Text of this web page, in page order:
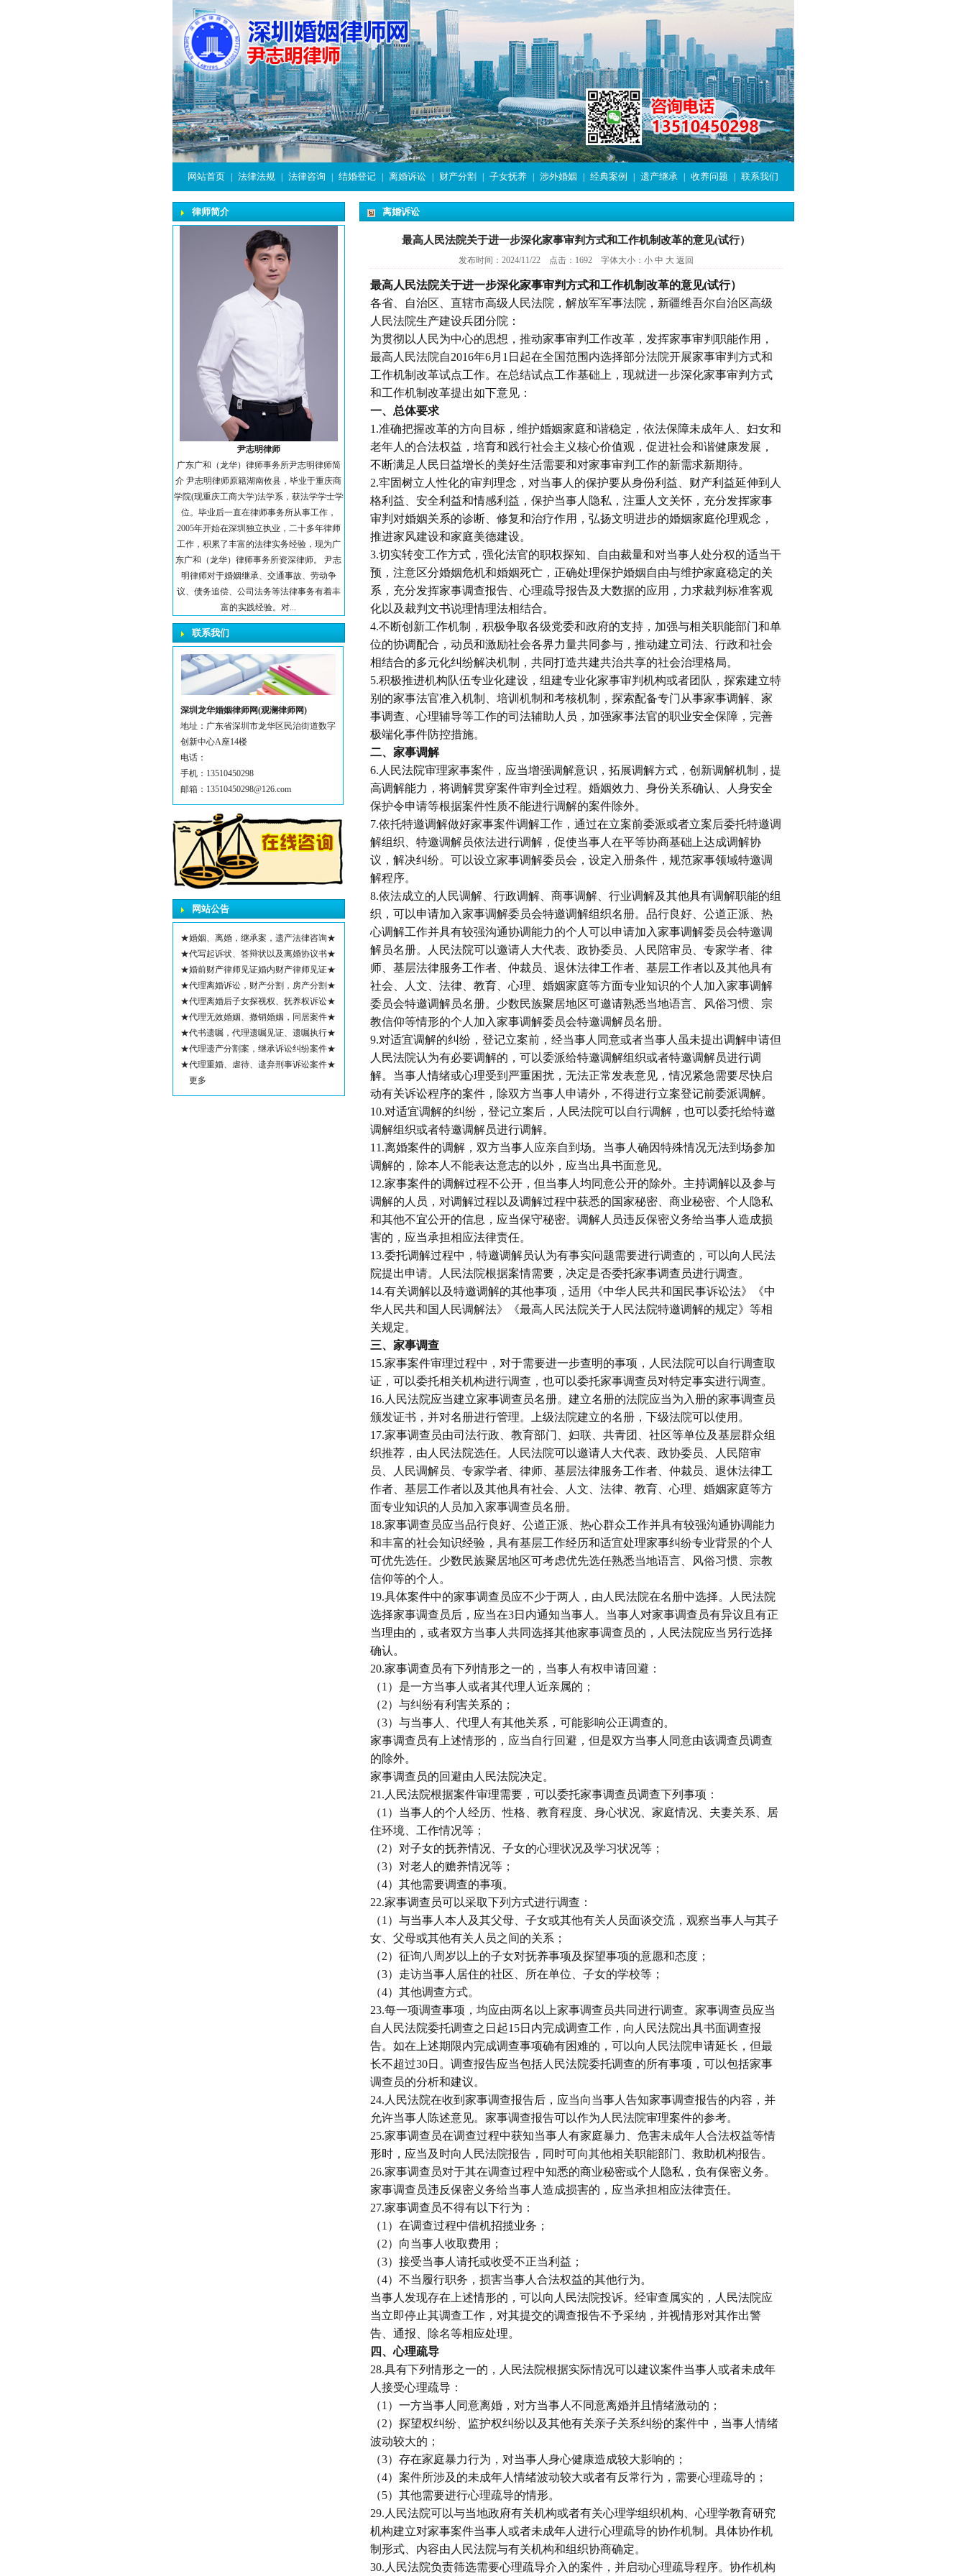
网站首页 法律法规 法律咨询 结婚登记 离婚诉讼 财产分割 子女抚养 涉外婚姻 经典案例 遗产继承 收养问题 联系我们
律师简介
尹志明律师
广东广和（龙华）律师事务所尹志明律师简
介 尹志明律师原籍湖南攸县，毕业于重庆商
学院(现重庆工商大学)法学系，获法学学士学
位。毕业后一直在律师事务所从事工作，
2005年开始在深圳独立执业，二十多年律师
工作，积累了丰富的法律实务经验，现为广
东广和（龙华）律师事务所资深律师。 尹志
明律师对于婚姻继承、交通事故、劳动争
议、债务追偿、公司法务等法律事务有着丰
富的实践经验。对...
联系我们
深圳龙华婚姻律师网(观澜律师网)
地址：广东省深圳市龙华区民治街道数字
创新中心A座14楼
电话：
手机：13510450298
邮箱：13510450298@126.com
网站公告
★婚姻、离婚，继承案，遗产法律咨询★
★代写起诉状、答辩状以及离婚协议书★
★婚前财产律师见证婚内财产律师见证★
★代理离婚诉讼，财产分割，房产分割★
★代理离婚后子女探视权、抚养权诉讼★
★代理无效婚姻、撤销婚姻，同居案件★
★代书遗嘱，代理遗嘱见证、遗嘱执行★
★代理遗产分割案，继承诉讼纠纷案件★
★代理重婚、虐待、遗弃刑事诉讼案件★
更多
离婚诉讼
最高人民法院关于进一步深化家事审判方式和工作机制改革的意见(试行）
发布时间：2024/11/22 点击：1692 字体大小： 小 中 大 返回
最高人民法院关于进一步深化家事审判方式和工作机制改革的意见(试行）
各省、自治区、直辖市高级人民法院，解放军军事法院，新疆维吾尔自治区高级
人民法院生产建设兵团分院：
为贯彻以人民为中心的思想，推动家事审判工作改革，发挥家事审判职能作用，
最高人民法院自2016年6月1日起在全国范围内选择部分法院开展家事审判方式和
工作机制改革试点工作。在总结试点工作基础上，现就进一步深化家事审判方式
和工作机制改革提出如下意见：
一、总体要求
1.准确把握改革的方向目标，维护婚姻家庭和谐稳定，依法保障未成年人、妇女和
老年人的合法权益，培育和践行社会主义核心价值观，促进社会和谐健康发展，
不断满足人民日益增长的美好生活需要和对家事审判工作的新需求新期待。
2.牢固树立人性化的审判理念，对当事人的保护要从身份利益、财产利益延伸到人
格利益、安全利益和情感利益，保护当事人隐私，注重人文关怀，充分发挥家事
审判对婚姻关系的诊断、修复和治疗作用，弘扬文明进步的婚姻家庭伦理观念，
推进家风建设和家庭美德建设。
3.切实转变工作方式，强化法官的职权探知、自由裁量和对当事人处分权的适当干
预，注意区分婚姻危机和婚姻死亡，正确处理保护婚姻自由与维护家庭稳定的关
系，充分发挥家事调查报告、心理疏导报告及大数据的应用，力求裁判标准客观
化以及裁判文书说理情理法相结合。
4.不断创新工作机制，积极争取各级党委和政府的支持，加强与相关职能部门和单
位的协调配合，动员和激励社会各界力量共同参与，推动建立司法、行政和社会
相结合的多元化纠纷解决机制，共同打造共建共治共享的社会治理格局。
5.积极推进机构队伍专业化建设，组建专业化家事审判机构或者团队，探索建立特
别的家事法官准入机制、培训机制和考核机制，探索配备专门从事家事调解、家
事调查、心理辅导等工作的司法辅助人员，加强家事法官的职业安全保障，完善
极端化事件防控措施。
二、家事调解
6.人民法院审理家事案件，应当增强调解意识，拓展调解方式，创新调解机制，提
高调解能力，将调解贯穿案件审判全过程。婚姻效力、身份关系确认、人身安全
保护令申请等根据案件性质不能进行调解的案件除外。
7.依托特邀调解做好家事案件调解工作，通过在立案前委派或者立案后委托特邀调
解组织、特邀调解员依法进行调解，促使当事人在平等协商基础上达成调解协
议，解决纠纷。可以设立家事调解委员会，设定入册条件，规范家事领域特邀调
解程序。
8.依法成立的人民调解、行政调解、商事调解、行业调解及其他具有调解职能的组
织，可以申请加入家事调解委员会特邀调解组织名册。品行良好、公道正派、热
心调解工作并具有较强沟通协调能力的个人可以申请加入家事调解委员会特邀调
解员名册。人民法院可以邀请人大代表、政协委员、人民陪审员、专家学者、律
师、基层法律服务工作者、仲裁员、退休法律工作者、基层工作者以及其他具有
社会、人文、法律、教育、心理、婚姻家庭等方面专业知识的个人加入家事调解
委员会特邀调解员名册。少数民族聚居地区可邀请熟悉当地语言、风俗习惯、宗
教信仰等情形的个人加入家事调解委员会特邀调解员名册。
9.对适宜调解的纠纷，登记立案前，经当事人同意或者当事人虽未提出调解申请但
人民法院认为有必要调解的，可以委派给特邀调解组织或者特邀调解员进行调
解。当事人情绪或心理受到严重困扰，无法正常发表意见，情况紧急需要尽快启
动有关诉讼程序的案件，除双方当事人申请外，不得进行立案登记前委派调解。
10.对适宜调解的纠纷，登记立案后，人民法院可以自行调解，也可以委托给特邀
调解组织或者特邀调解员进行调解。
11.离婚案件的调解，双方当事人应亲自到场。当事人确因特殊情况无法到场参加
调解的，除本人不能表达意志的以外，应当出具书面意见。
12.家事案件的调解过程不公开，但当事人均同意公开的除外。主持调解以及参与
调解的人员，对调解过程以及调解过程中获悉的国家秘密、商业秘密、个人隐私
和其他不宜公开的信息，应当保守秘密。调解人员违反保密义务给当事人造成损
害的，应当承担相应法律责任。
13.委托调解过程中，特邀调解员认为有事实问题需要进行调查的，可以向人民法
院提出申请。人民法院根据案情需要，决定是否委托家事调查员进行调查。
14.有关调解以及特邀调解的其他事项，适用《中华人民共和国民事诉讼法》《中
华人民共和国人民调解法》《最高人民法院关于人民法院特邀调解的规定》等相
关规定。
三、家事调查
15.家事案件审理过程中，对于需要进一步查明的事项，人民法院可以自行调查取
证，可以委托相关机构进行调查，也可以委托家事调查员对特定事实进行调查。
16.人民法院应当建立家事调查员名册。建立名册的法院应当为入册的家事调查员
颁发证书，并对名册进行管理。上级法院建立的名册，下级法院可以使用。
17.家事调查员由司法行政、教育部门、妇联、共青团、社区等单位及基层群众组
织推荐，由人民法院选任。人民法院可以邀请人大代表、政协委员、人民陪审
员、人民调解员、专家学者、律师、基层法律服务工作者、仲裁员、退休法律工
作者、基层工作者以及其他具有社会、人文、法律、教育、心理、婚姻家庭等方
面专业知识的人员加入家事调查员名册。
18.家事调查员应当品行良好、公道正派、热心群众工作并具有较强沟通协调能力
和丰富的社会知识经验，具有基层工作经历和适宜处理家事纠纷专业背景的个人
可优先选任。少数民族聚居地区可考虑优先选任熟悉当地语言、风俗习惯、宗教
信仰等的个人。
19.具体案件中的家事调查员应不少于两人，由人民法院在名册中选择。人民法院
选择家事调查员后，应当在3日内通知当事人。当事人对家事调查员有异议且有正
当理由的，或者双方当事人共同选择其他家事调查员的，人民法院应当另行选择
确认。
20.家事调查员有下列情形之一的，当事人有权申请回避：
（1）是一方当事人或者其代理人近亲属的；
（2）与纠纷有利害关系的；
（3）与当事人、代理人有其他关系，可能影响公正调查的。
家事调查员有上述情形的，应当自行回避，但是双方当事人同意由该调查员调查
的除外。
家事调查员的回避由人民法院决定。
21.人民法院根据案件审理需要，可以委托家事调查员调查下列事项：
（1）当事人的个人经历、性格、教育程度、身心状况、家庭情况、夫妻关系、居
住环境、工作情况等；
（2）对子女的抚养情况、子女的心理状况及学习状况等；
（3）对老人的赡养情况等；
（4）其他需要调查的事项。
22.家事调查员可以采取下列方式进行调查：
（1）与当事人本人及其父母、子女或其他有关人员面谈交流，观察当事人与其子
女、父母或其他有关人员之间的关系；
（2）征询八周岁以上的子女对抚养事项及探望事项的意愿和态度；
（3）走访当事人居住的社区、所在单位、子女的学校等；
（4）其他调查方式。
23.每一项调查事项，均应由两名以上家事调查员共同进行调查。家事调查员应当
自人民法院委托调查之日起15日内完成调查工作，向人民法院出具书面调查报
告。如在上述期限内完成调查事项确有困难的，可以向人民法院申请延长，但最
长不超过30日。调查报告应当包括人民法院委托调查的所有事项，可以包括家事
调查员的分析和建议。
24.人民法院在收到家事调查报告后，应当向当事人告知家事调查报告的内容，并
允许当事人陈述意见。家事调查报告可以作为人民法院审理案件的参考。
25.家事调查员在调查过程中获知当事人有家庭暴力、危害未成年人合法权益等情
形时，应当及时向人民法院报告，同时可向其他相关职能部门、救助机构报告。
26.家事调查员对于其在调查过程中知悉的商业秘密或个人隐私，负有保密义务。
家事调查员违反保密义务给当事人造成损害的，应当承担相应法律责任。
27.家事调查员不得有以下行为：
（1）在调查过程中借机招揽业务；
（2）向当事人收取费用；
（3）接受当事人请托或收受不正当利益；
（4）不当履行职务，损害当事人合法权益的其他行为。
当事人发现存在上述情形的，可以向人民法院投诉。经审查属实的，人民法院应
当立即停止其调查工作，对其提交的调查报告不予采纳，并视情形对其作出警
告、通报、除名等相应处理。
四、心理疏导
28.具有下列情形之一的，人民法院根据实际情况可以建议案件当事人或者未成年
人接受心理疏导：
（1）一方当事人同意离婚，对方当事人不同意离婚并且情绪激动的；
（2）探望权纠纷、监护权纠纷以及其他有关亲子关系纠纷的案件中，当事人情绪
波动较大的；
（3）存在家庭暴力行为，对当事人身心健康造成较大影响的；
（4）案件所涉及的未成年人情绪波动较大或者有反常行为，需要心理疏导的；
（5）其他需要进行心理疏导的情形。
29.人民法院可以与当地政府有关机构或者有关心理学组织机构、心理学教育研究
机构建立对家事案件当事人或者未成年人进行心理疏导的协作机制。具体协作机
制形式、内容由人民法院与有关机构和组织协商确定。
30.人民法院负责筛选需要心理疏导介入的案件，并启动心理疏导程序。协作机构